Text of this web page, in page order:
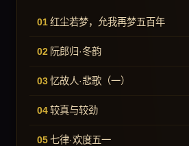
红尘若梦，允我再梦五百年
阮郎归·冬韵
忆故人·悲歌（一）
较真与较劲
七律·欢度五一